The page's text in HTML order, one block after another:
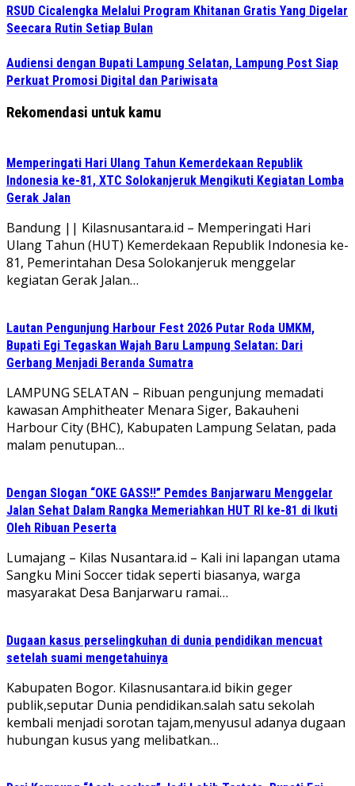
RSUD Cicalengka Melalui Program Khitanan Gratis Yang Digelar
Seecara Rutin Setiap Bulan
Audiensi dengan Bupati Lampung Selatan, Lampung Post Siap
Perkuat Promosi Digital dan Pariwisata
Rekomendasi untuk kamu
Memperingati Hari Ulang Tahun Kemerdekaan Republik
Indonesia ke-81, XTC Solokanjeruk Mengikuti Kegiatan Lomba
Gerak Jalan
Bandung || Kilasnusantara.id – Memperingati Hari
Ulang Tahun (HUT) Kemerdekaan Republik Indonesia ke-
81, Pemerintahan Desa Solokanjeruk menggelar
kegiatan Gerak Jalan…
Lautan Pengunjung Harbour Fest 2026 Putar Roda UMKM,
Bupati Egi Tegaskan Wajah Baru Lampung Selatan: Dari
Gerbang Menjadi Beranda Sumatra
LAMPUNG SELATAN – Ribuan pengunjung memadati
kawasan Amphitheater Menara Siger, Bakauheni
Harbour City (BHC), Kabupaten Lampung Selatan, pada
malam penutupan…
Dengan Slogan “OKE GASS!!” Pemdes Banjarwaru Menggelar
Jalan Sehat Dalam Rangka Memeriahkan HUT RI ke-81 di Ikuti
Oleh Ribuan Peserta
Lumajang – Kilas Nusantara.id – Kali ini lapangan utama
Sangku Mini Soccer tidak seperti biasanya, warga
masyarakat Desa Banjarwaru ramai…
Dugaan kasus perselingkuhan di dunia pendidikan mencuat
setelah suami mengetahuinya
Kabupaten Bogor. Kilasnusantara.id bikin geger
publik,seputar Dunia pendidikan.salah satu sekolah
kembali menjadi sorotan tajam,menyusul adanya dugaan
hubungan kusus yang melibatkan…